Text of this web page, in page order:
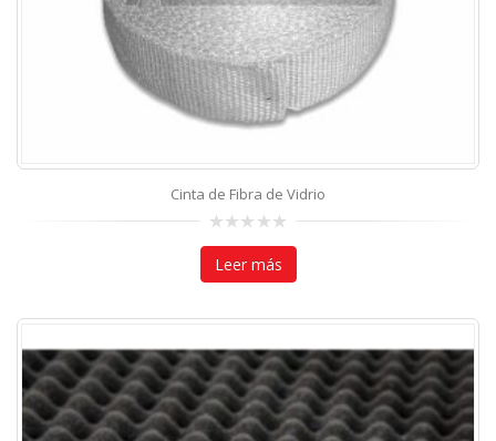
Cinta de Fibra de Vidrio
0
out
5
Leer más